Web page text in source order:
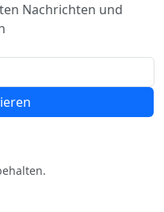
Nachrichten und